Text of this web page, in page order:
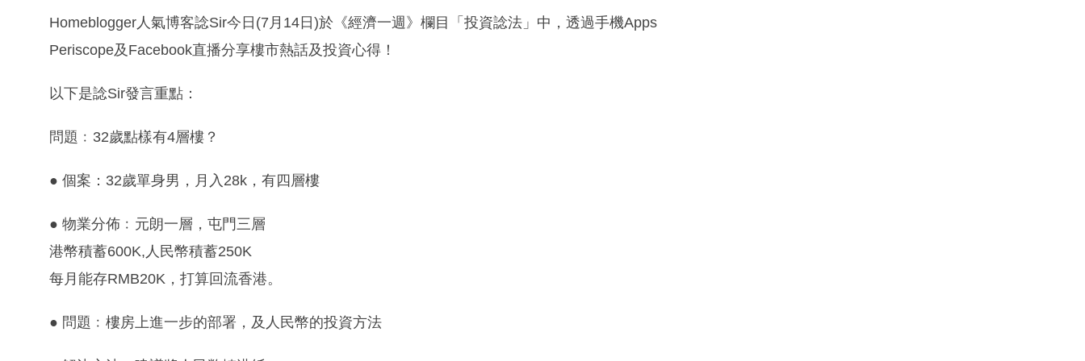
Homeblogger人氣博客諗Sir今日(7月14日)於《經濟一週》欄目「投資諗法」中，透過手機Apps
Periscope及Facebook直播分享樓市熱話及投資心得！
以下是諗Sir發言重點：
問題﹕32歲點樣有4層樓？
● 個案：32歲單身男，月入28k，有四層樓
● 物業分佈﹕元朗一層，屯門三層
港幣積蓄600K,人民幣積蓄250K
每月能存RMB20K，打算回流香港。
● 問題﹕樓房上進一步的部署，及人民幣的投資方法